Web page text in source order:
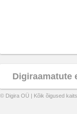
Digiraamatute
© Digira OÜ | Kõik õigused